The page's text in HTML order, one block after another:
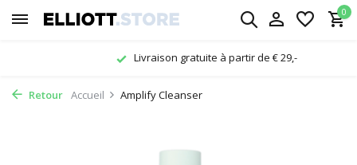
0
Livraison gratuite à partir de € 29,-
Retour Accueil Amplify Cleanser